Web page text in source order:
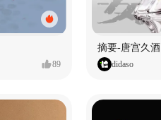
89
摘要-唐宫久酒
didaso